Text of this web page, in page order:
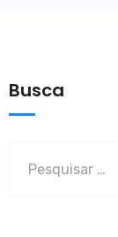
Busca